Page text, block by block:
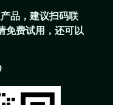
品，建议扫码联
免费试用，还可以